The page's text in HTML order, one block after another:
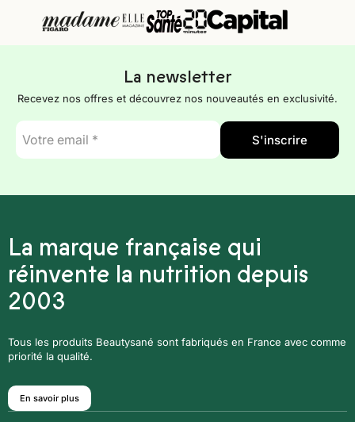
La newsletter
Recevez nos offres et découvrez nos nouveautés en exclusivité.
E-
mail
*
S'inscrire
La marque française qui
réinvente la nutrition depuis
2003
Tous les produits Beautysané sont fabriqués en France avec comme
priorité la qualité.
En savoir plus